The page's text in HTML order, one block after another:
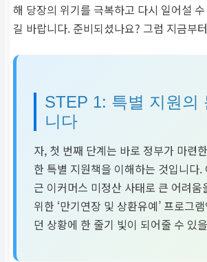
해 당장의 위기를 극복하고 다시 일어설
길 바랍니다. 준비되셨나요? 그럼 지금부
STEP 1: 특별 지원의
니다
자, 첫 번째 단계는 바로 정부가 마련한
한 특별 지원책을 이해하는 것입니다.
근 이커머스 미정산 사태로 큰 어려움
위한 ‘만기연장 및 상환유예’ 프로그
던 상황에 한 줄기 빛이 되어줄 수 있